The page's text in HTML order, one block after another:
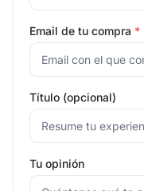
Email de tu compra *
Título (opcional)
Tu opinión